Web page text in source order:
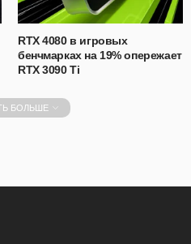
RTX 4080 в игровых
бенчмарках на 19% опережает
RTX 3090 Ti
БОЛЬШЕ